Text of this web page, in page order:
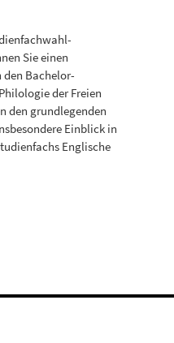
Sie einen
den Bachelor-
der Freien
den grundlegenden
Einblick in
Englische